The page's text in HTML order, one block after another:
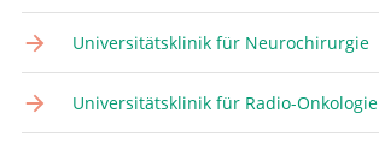
Universitätsklinik für Neurochirurgie
Universitätsklinik für Radio-Onkologie